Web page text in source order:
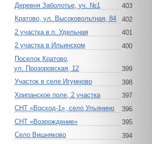
Деревня Заболотье, уч. №1
403
Кратово, ул. Высоковольтная, 84
402
2 участка в п. Удельная
401
2 участка в Ильинском
400
Поселок Кратово,
ул. Прозоровская, 12
399
Участок в селе Игумново
398
Хрипанское поле, 2 участка
397
СНТ «Восход-1», село Ульянино
396
СНТ «Возрождение»
395
Село Вишняково
394